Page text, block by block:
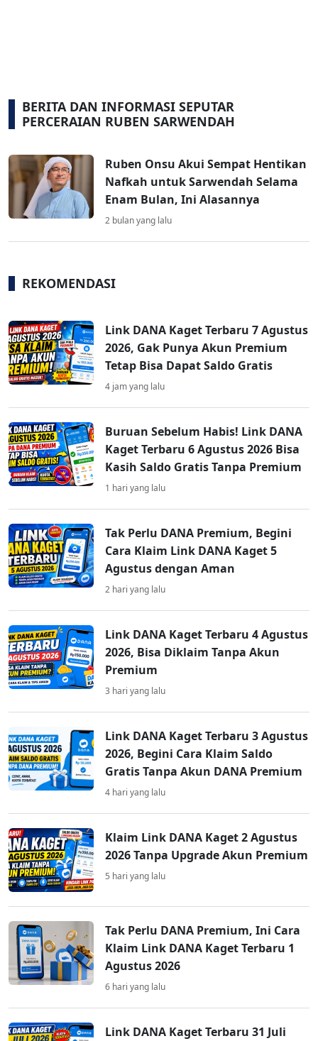
BERITA DAN INFORMASI SEPUTAR
PERCERAIAN RUBEN SARWENDAH
Ruben Onsu Akui Sempat Hentikan
Nafkah untuk Sarwendah Selama
Enam Bulan, Ini Alasannya
2 bulan yang lalu
REKOMENDASI
Link DANA Kaget Terbaru 7 Agustus
2026, Gak Punya Akun Premium
Tetap Bisa Dapat Saldo Gratis
4 jam yang lalu
Buruan Sebelum Habis! Link DANA
Kaget Terbaru 6 Agustus 2026 Bisa
Kasih Saldo Gratis Tanpa Premium
1 hari yang lalu
Tak Perlu DANA Premium, Begini
Cara Klaim Link DANA Kaget 5
Agustus dengan Aman
2 hari yang lalu
Link DANA Kaget Terbaru 4 Agustus
2026, Bisa Diklaim Tanpa Akun
Premium
3 hari yang lalu
Link DANA Kaget Terbaru 3 Agustus
2026, Begini Cara Klaim Saldo
Gratis Tanpa Akun DANA Premium
4 hari yang lalu
Klaim Link DANA Kaget 2 Agustus
2026 Tanpa Upgrade Akun Premium
5 hari yang lalu
Tak Perlu DANA Premium, Ini Cara
Klaim Link DANA Kaget Terbaru 1
Agustus 2026
6 hari yang lalu
Link DANA Kaget Terbaru 31 Juli